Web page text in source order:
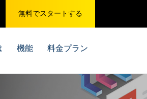
無料でスタートする
機能 料金プラン